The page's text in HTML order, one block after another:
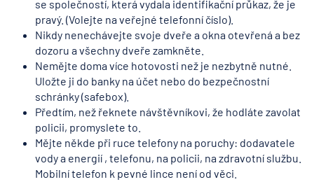
se společností, která vydala identifikační průkaz, že je
pravý. (Volejte na veřejné telefonní číslo).
Nikdy nenechávejte svoje dveře a okna otevřená a bez
dozoru a všechny dveře zamkněte.
Nemějte doma více hotovosti než je nezbytně nutné.
Uložte ji do banky na účet nebo do bezpečnostní
schránky (safebox).
Předtím, než řeknete návštěvníkovi, že hodláte zavolat
policii, promyslete to.
Mějte někde při ruce telefony na poruchy: dodavatele
vody a energií , telefonu, na policii, na zdravotní službu.
Mobilní telefon k pevné lince není od věci.